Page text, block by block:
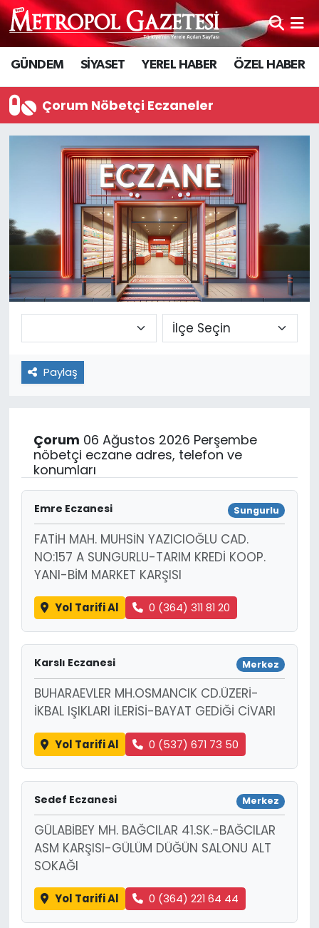
GÜNDEM SİYASET YEREL HABER ÖZEL HABER
Çorum Nöbetçi Eczaneler
Paylaş
Çorum 06 Ağustos 2026 Perşembe
nöbetçi eczane adres, telefon ve
konumları
Emre Eczanesi Sungurlu
FATİH MAH. MUHSİN YAZICIOĞLU CAD.
NO:157 A SUNGURLU-TARIM KREDİ KOOP.
YANI-BİM MARKET KARŞISI
Yol Tarifi Al 0 (364) 311 81 20
Karslı Eczanesi Merkez
BUHARAEVLER MH.OSMANCIK CD.ÜZERİ-
İKBAL IŞIKLARI İLERİSİ-BAYAT GEDİĞİ CİVARI
Yol Tarifi Al 0 (537) 671 73 50
Sedef Eczanesi Merkez
GÜLABİBEY MH. BAĞCILAR 41.SK.-BAĞCILAR
ASM KARŞISI-GÜLÜM DÜĞÜN SALONU ALT
SOKAĞI
Yol Tarifi Al 0 (364) 221 64 44
Hava Durumu
Trafik Durumu
Süper Lig Puan Durumu ve Fikstür
Tüm Manşetler
Son Dakika Haberleri
Haber Arşivi